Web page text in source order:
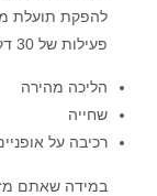
להפקת תועלת
פעילות של 30 דקות ביום בעוצמה בינונית כמו:
הליכה מהירה
שחייה
רכיבה על
במידה שאתם